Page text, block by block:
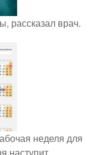
рассказал врач.
неделя для
наступит.